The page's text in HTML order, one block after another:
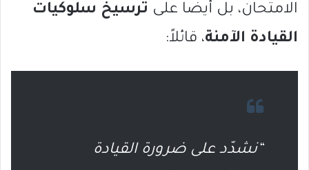
الامتحان، بل أيضًا على ترسيخ سلوكيات
القيادة الآمنة، قائلاً:
“نشدّد على ضرورة القيادة